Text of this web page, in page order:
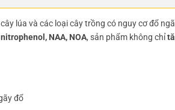
lúa và các loại cây trồng có nguy cơ đổ
NAA, NOA, sản phẩm không chỉ
đổ